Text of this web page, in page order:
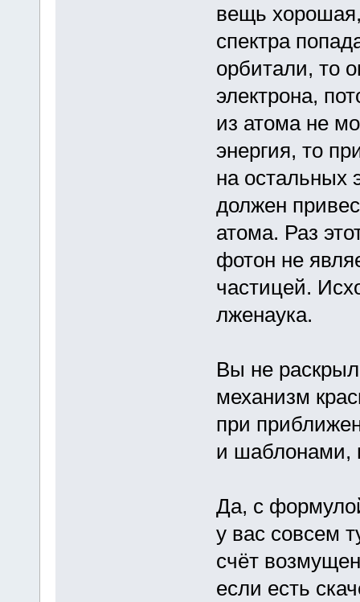
вещь хорошая,
спектра
орбитали, то
электрона,
из атома не
энергия, то
на остальных
должен
атома. Раз
фотон не
частицей.
лженаука.
Вы не
механизм
при
и шаблонами,
Да, с
у вас совсем
счёт
если есть